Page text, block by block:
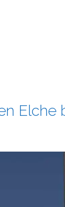
Elche